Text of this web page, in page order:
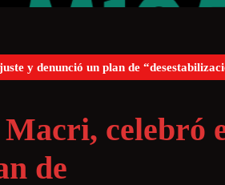
y denunció un plan de
celebró
de